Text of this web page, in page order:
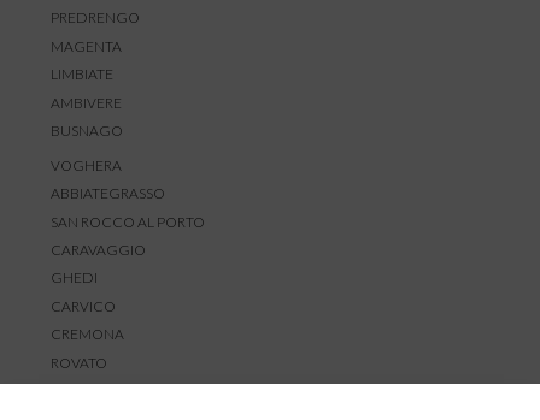
PREDRENGO
MAGENTA
LIMBIATE
AMBIVERE
BUSNAGO
VOGHERA
ABBIATEGRASSO
SAN ROCCO AL PORTO
CARAVAGGIO
GHEDI
CARVICO
CREMONA
ROVATO